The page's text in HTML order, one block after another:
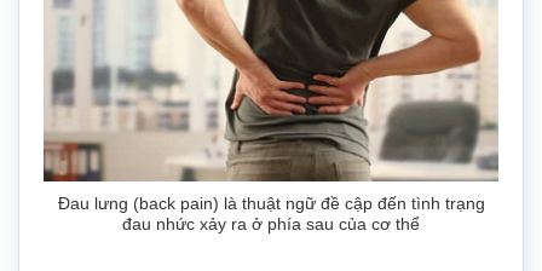
Đau lưng (back pain) là thuật ngữ đề cập đến tình trạng
đau nhức xảy ra ở phía sau của cơ thể